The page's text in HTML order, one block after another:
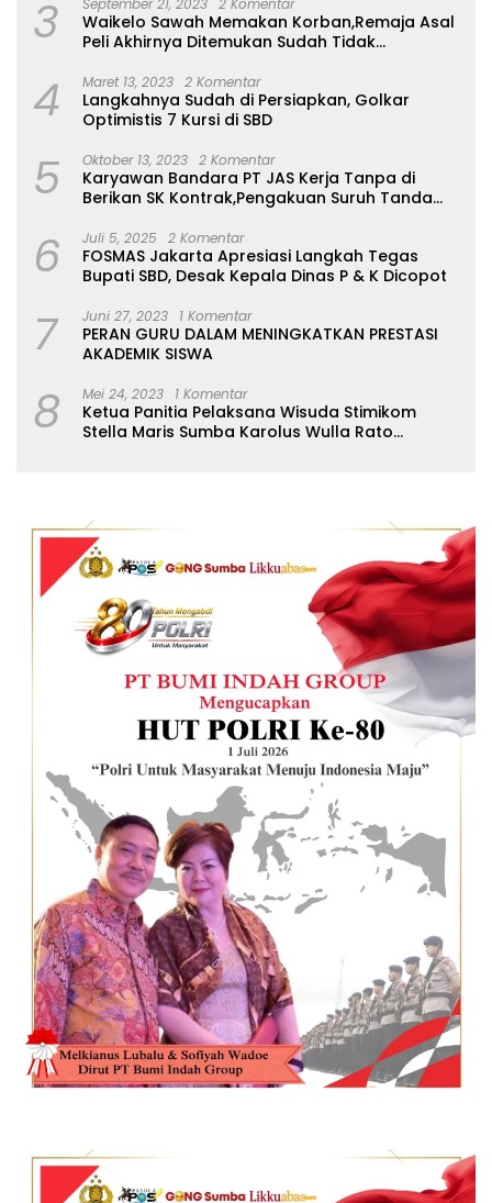
3 September 21, 2023 2 Komentar
Waikelo Sawah Memakan Korban,Remaja Asal
Peli Akhirnya Ditemukan Sudah Tidak
4 Maret 13, 2023 2 Komentar
Langkahnya Sudah di Persiapkan, Golkar
Optimistis 7 Kursi di SBD
5 Oktober 13, 2023 2 Komentar
Karyawan Bandara PT JAS Kerja Tanpa di
Berikan SK Kontrak,Pengakuan Suruh Tanda
6 Juli 5, 2025 2 Komentar
FOSMAS Jakarta Apresiasi Langkah Tegas
Bupati SBD, Desak Kepala Dinas P & K Dicopot
7 Juni 27, 2023 1 Komentar
PERAN GURU DALAM MENINGKATKAN PRESTASI
AKADEMIK SISWA
8 Mei 24, 2023 1 Komentar
Ketua Panitia Pelaksana Wisuda Stimikom
Stella Maris Sumba Karolus Wulla Rato